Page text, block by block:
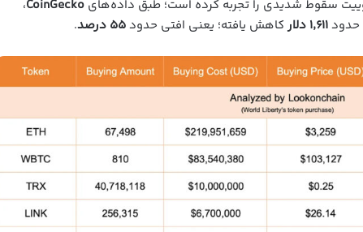
سقوط شدیدی را تجربه کرده است؛ طبق داده‌های CoinGecko،
حدود۱٬۶۱۱ دلار کاهش یافته؛ یعنی افتی حدود۵۵ درصد .